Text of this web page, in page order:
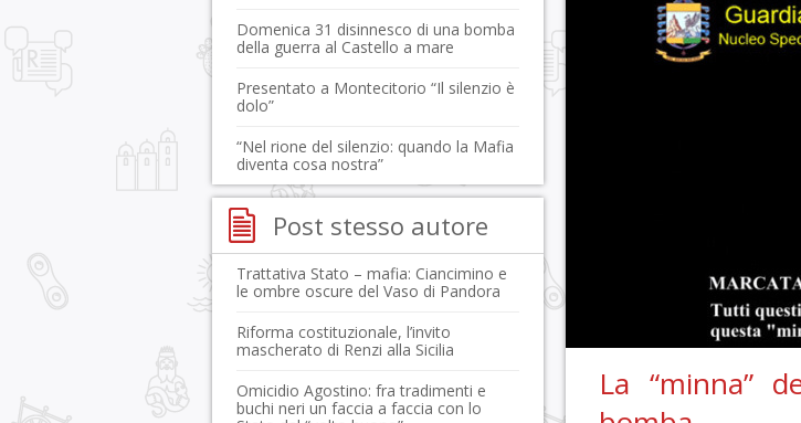
La “minna”
Domenica 31 disinnesco di una bomba
della guerra al Castello a mare
Presentato a Montecitorio “Il silenzio è
dolo”
“Nel rione del silenzio: quando la Mafia
diventa cosa nostra”
Post stesso autore
Trattativa Stato – mafia: Ciancimino e
le ombre oscure del Vaso di Pandora
Riforma costituzionale, l’invito
mascherato di Renzi alla Sicilia
Omicidio Agostino: fra tradimenti e
buchi neri un faccia a faccia con lo